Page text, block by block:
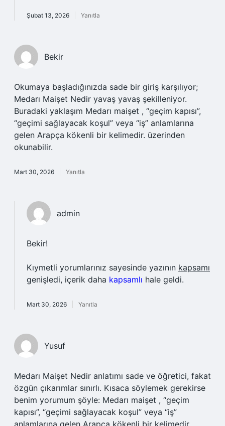
Şubat 13, 2026 Yanıtla
Bekir
Okumaya başladığınızda sade bir giriş karşılıyor;
Medarı Maişet Nedir yavaş yavaş şekilleniyor.
Buradaki yaklaşım Medarı maişet , “geçim kapısı”,
“geçimi sağlayacak koşul” veya “iş” anlamlarına
gelen Arapça kökenli bir kelimedir. üzerinden
okunabilir.
Mart 30, 2026 Yanıtla
admin
Bekir!
Kıymetli yorumlarınız sayesinde yazının kapsamı
genişledi, içerik daha kapsamlı hale geldi.
Mart 30, 2026 Yanıtla
Yusuf
Medarı Maişet Nedir anlatımı sade ve öğretici, fakat
özgün çıkarımlar sınırlı. Kısaca söylemek gerekirse
benim yorumum şöyle: Medarı maişet , “geçim
kapısı”, “geçimi sağlayacak koşul” veya “iş”
anlamlarına gelen Arapça kökenli bir kelimedir.